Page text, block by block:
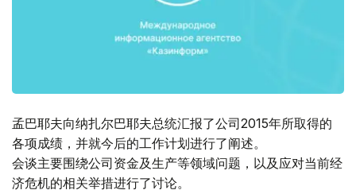
孟巴耶夫向纳扎尔巴耶夫总统汇报了公司2015年所取得的
各项成绩，并就今后的工作计划进行了阐述。
会谈主要围绕公司资金及生产等领域问题，以及应对当前经
济危机的相关举措进行了讨论。